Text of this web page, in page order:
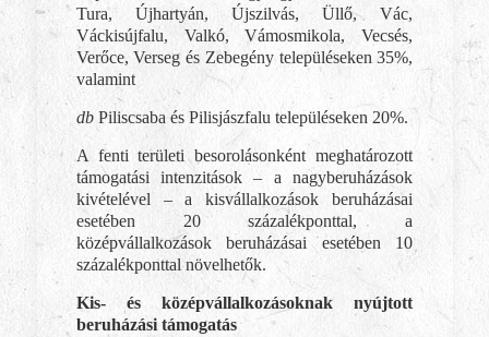
Tura, Újhartyán, Újszilvás, Üllő, Vác,
Váckisújfalu, Valkó, Vámosmikola, Vecsés,
Verőce, Verseg és Zebegény településeken 35%,
valamint
dbPiliscsaba és Pilisjászfalu településeken 20%.
A fenti területi besorolásonként meghatározott
támogatási intenzitások – a nagyberuházások
kivételével – a kisvállalkozások beruházásai
esetében 20 százalékponttal, a
középvállalkozások beruházásai esetében 10
százalékponttal növelhetők.
Kis- és középvállalkozásoknak nyújtott
beruházási támogatás